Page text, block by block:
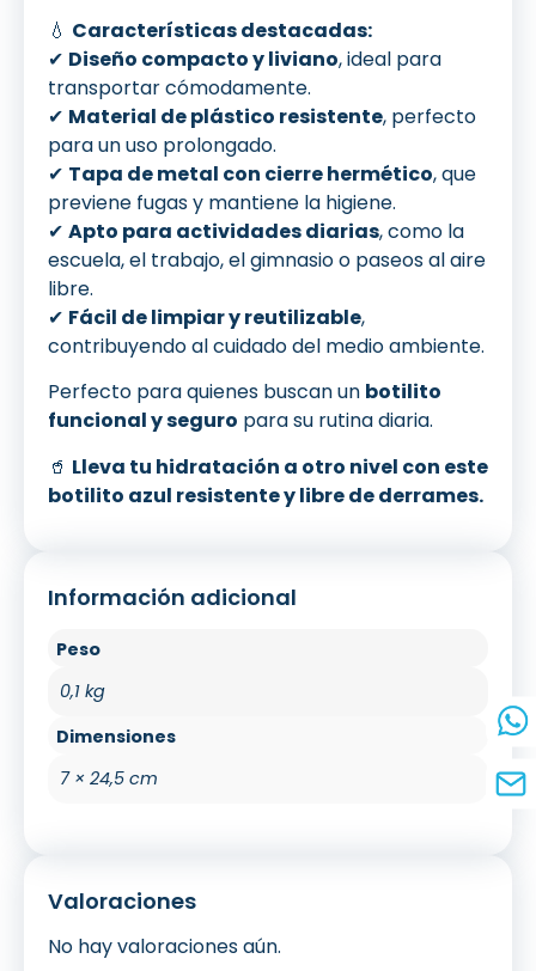
💧 Características destacadas:
✔ Diseño compacto y liviano, ideal para
transportar cómodamente.
✔ Material de plástico resistente, perfecto
para un uso prolongado.
✔ Tapa de metal con cierre hermético, que
previene fugas y mantiene la higiene.
✔ Apto para actividades diarias, como la
escuela, el trabajo, el gimnasio o paseos al aire
libre.
✔ Fácil de limpiar y reutilizable,
contribuyendo al cuidado del medio ambiente.
Perfecto para quienes buscan un botilito
funcional y seguro para su rutina diaria.
🥤 Lleva tu hidratación a otro nivel con este
botilito azul resistente y libre de derrames.
Información adicional
Peso
0,1 kg
Dimensiones
7 × 24,5 cm
Valoraciones
No hay valoraciones aún.